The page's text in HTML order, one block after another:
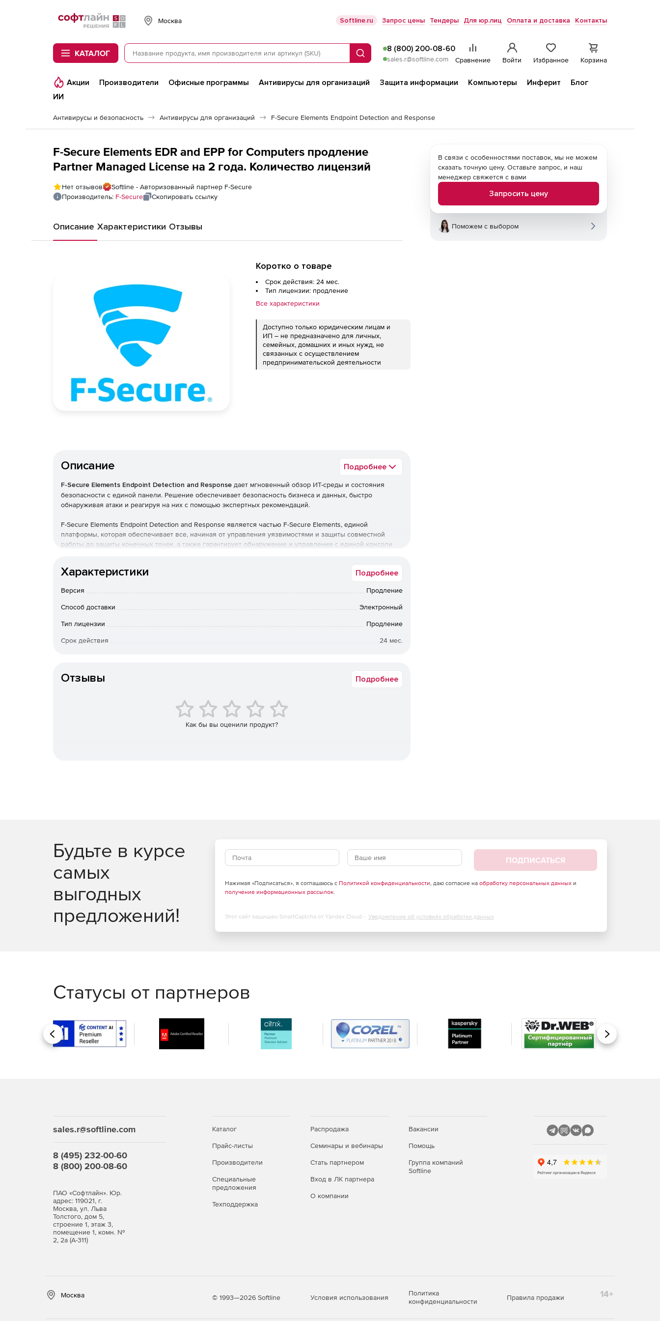
Softline
Москва Softline.ru Запрос цены Тендеры Для юр.лиц Оплата и доставка Контакты
КАТАЛОГ Поиск
8 (800) 200-08-60
sales.r@softline.com Сравнение Войти Избранное Корзина
Акции Производители Офисные программы Антивирусы для организаций Защита информации Компьютеры Инферит
Блог
ИИ
Антивирусы и безопасность Антивирусы для организаций F-Secure Elements Endpoint Detection and Response
F-Secure Elements EDR and EPP for Computers продление
Partner Managed License на 2 года. Количество лицензий
Нет отзывов
Softline - Авторизованный партнер F-Secure
Производитель: F-Secure Скопировать ссылку
Описание Характеристики Отзывы
Коротко о товаре
Срок действия: 24 мес.
Тип лицензии: продление
Все характеристики
Доступно только юридическим лицам и
ИП – не предназначено для личных,
семейных, домашних и иных нужд, не
связанных с осуществлением
предпринимательской деятельности
Описание Подробнее
F-Secure Elements Endpoint Detection and Response дает мгновенный обзор ИТ-среды и состояния
безопасности с единой панели. Решение обеспечивает безопасность бизнеса и данных, быстро
обнаруживая атаки и реагируя на них с помощью экспертных рекомендаций.
F-Secure Elements Endpoint Detection and Response является частью F-Secure Elements, единой
платформы, которая обеспечивает все, начиная от управления уязвимостями и защиты совместной
работы до защиты конечных точек, а также гарантирует обнаружение и управление с единой консоли
Улучшенная видимость
Повышает прозрачность состояния и безопасности ИТ-среды с помощью инвентаризации приложений и
конечных точек. Легко выявляет неправильное использование ресурсов, собирая и коррелируя помимо
Быстрый ответ на атаку
Встроенные средства автоматизации и аналитики обеспечивают быстрое реагирование на реальные
сложные угрозы и целевые атаки. Можно использовать руководство о том, как реагировать, с
возможностью круглосуточной автоматизации ответных действий.
Характеристики Подробнее
Версия Продление
Способ доставки Электронный
Тип лицензии Продление
Срок действия 24 мес.
Отзывы Подробнее
Как бы вы оценили продукт?
В связи с особенностями поставок, мы не можем
сказать точную цену. Оставьте запрос, и наш
менеджер свяжется с вами
Запросить цену
Поможем с выбором
Будьте в курсе
самых
выгодных
предложений!
ПОДПИСАТЬСЯ
Нажимая «Подписаться», я соглашаюсь с Политикой конфиденциальности, даю согласие на обработку персональных данныхи
получение информационных рассылок.
Этот сайт защищен SmartCaptcha от Yandex Cloud - Уведомление об условиях обработки данных
Статусы от партнеров
Назад Вперед
sales.r@softline.com
8 (495) 232-00-60
8 (800) 200-08-60
ПАО «Софтлайн». Юр.
адрес: 119021, г.
Москва, ул. Льва
Толстого, дом 5,
строение 1, этаж 3,
помещение 1, комн. №
2, 2а (А-311)
Каталог
Прайс-листы
Производители
Специальные
предложения
Техподдержка
Распродажа
Семинары и вебинары
Стать партнером
Вход в ЛК партнера
О компании
Вакансии
Помощь
Группа компаний
Softline
Москва © 1993—2026 Softline Условия использования
Политика
конфиденциальности
Правила продажи 14+